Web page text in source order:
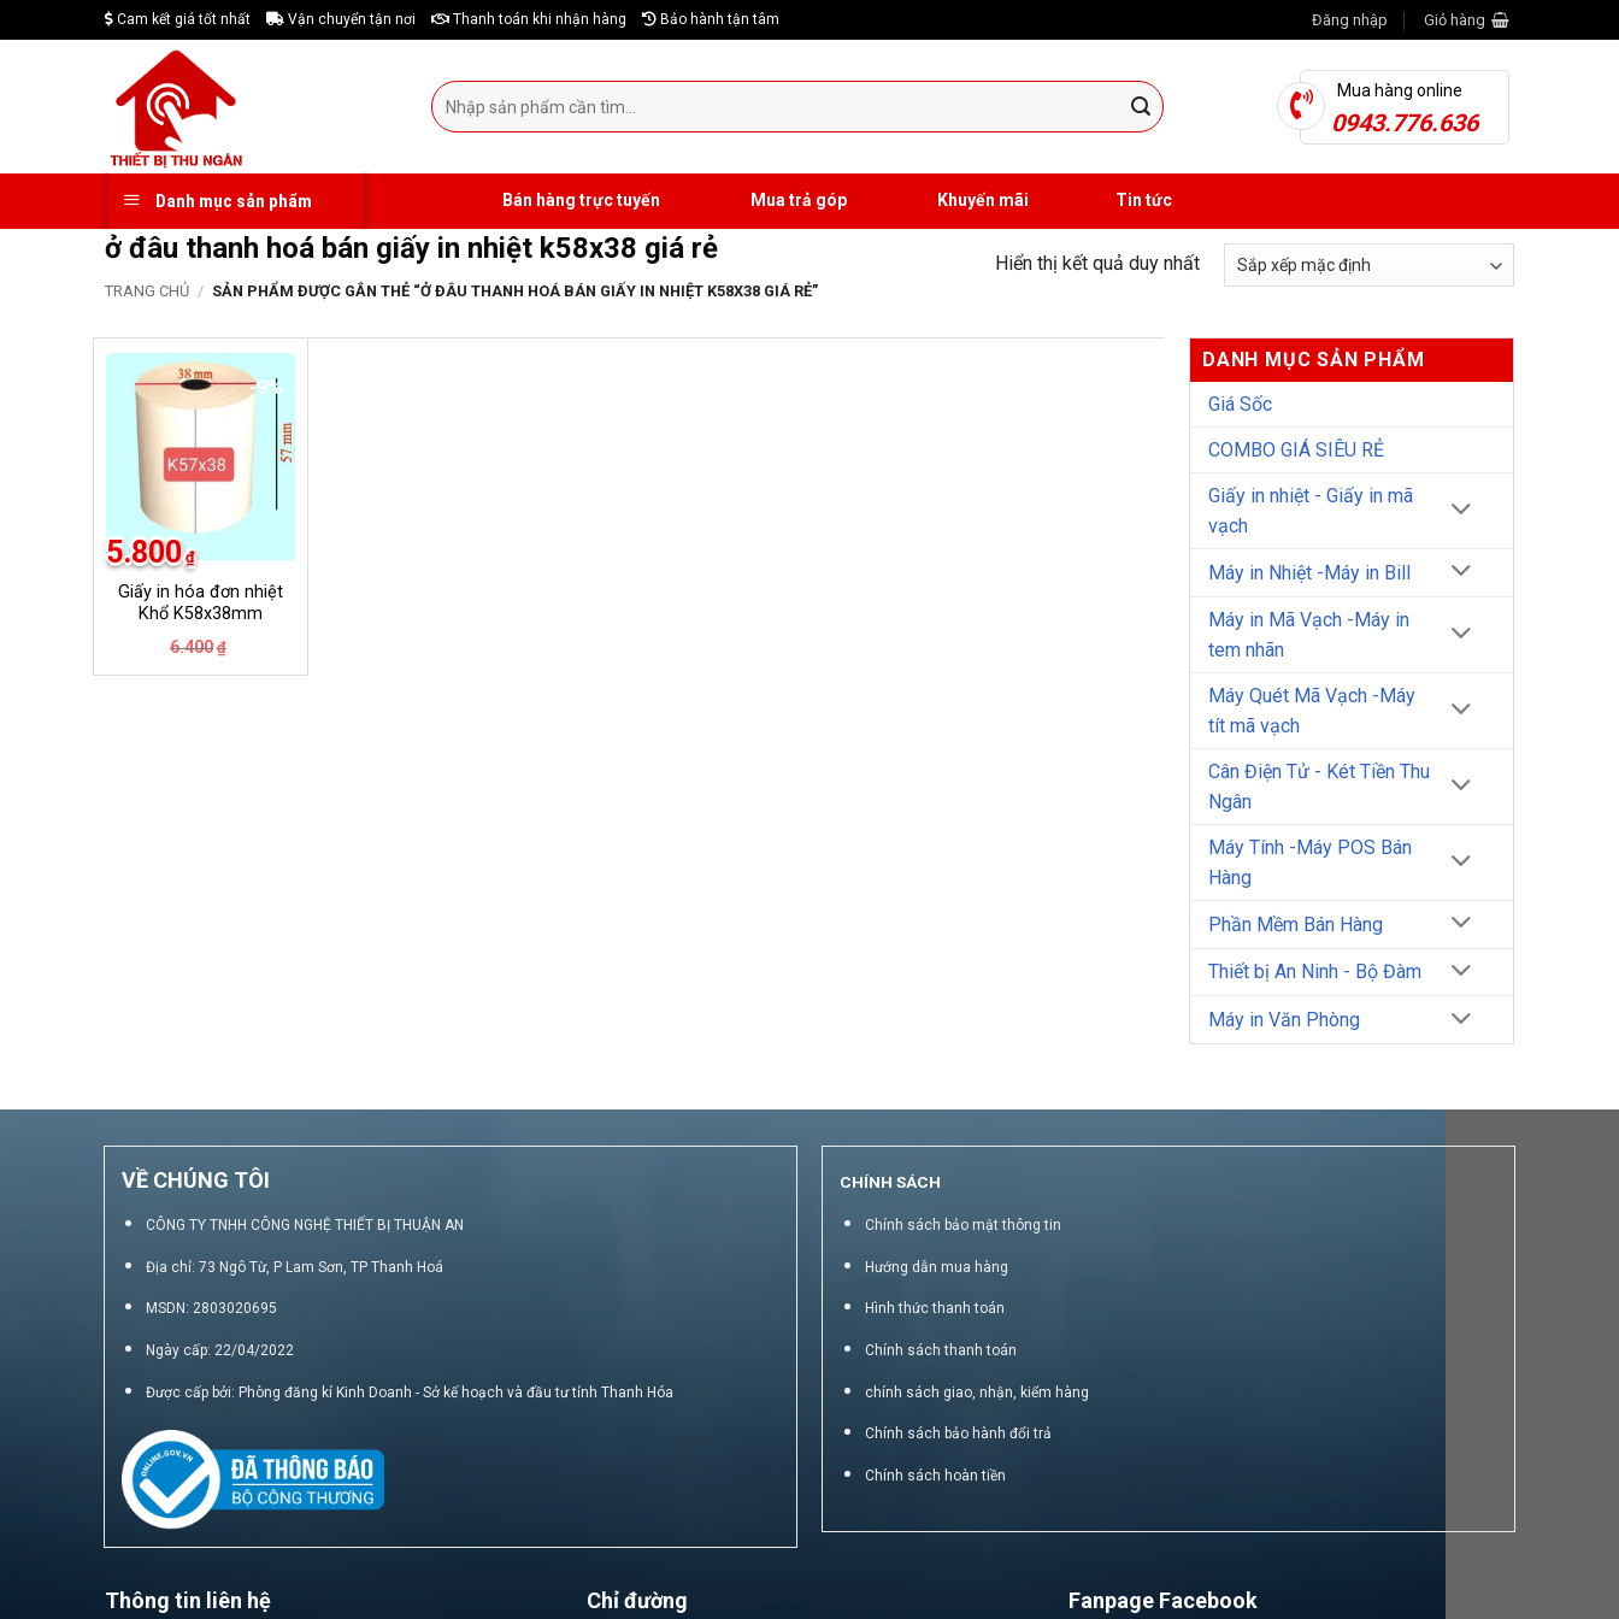
to
Cam kết giá tốt nhất Vận chuyển tận nơi Thanh toán khi nhận hàng Bảo hành tận tâm Đăng nhập Giỏ hàng
Tìm
kiếm:
Mua hàng online
0943.776.636
Danh mục sản phẩm Bán hàng trực tuyến Mua trả góp Khuyến mãi Tin tức
ở đâu thanh hoá bán giấy in nhiệt k58x38 giá rẻ
TRANG CHỦ / SẢN PHẨM ĐƯỢC GẮN THẺ “Ở ĐÂU THANH HOÁ BÁN GIẤY IN NHIỆT K58X38 GIÁ RẺ”
Hiển thị kết quả duy nhất
-9%
Giấy in hóa đơn nhiệt
Khổ K58x38mm
6.400 ₫
là:
5.800 ₫
tại
DANH MỤC SẢN PHẨM
Giá Sốc
COMBO GIÁ SIÊU RẺ
Giấy in nhiệt - Giấy in mã
vạch
Máy in Nhiệt -Máy in Bill
Máy in Mã Vạch -Máy in
tem nhãn
Máy Quét Mã Vạch -Máy
tít mã vạch
Cân Điện Tử - Két Tiền Thu
Ngân
Máy Tính -Máy POS Bán
Hàng
Phần Mềm Bán Hàng
Thiết bị An Ninh - Bộ Đàm
Máy in Văn Phòng
VỀ CHÚNG TÔI
CÔNG TY TNHH CÔNG NGHỆ THIẾT BỊ THUẬN AN
Địa chỉ: 73 Ngô Từ, P Lam Sơn, TP Thanh Hoá
MSDN: 2803020695
Ngày cấp: 22/04/2022
Được cấp bởi: Phòng đăng kí Kinh Doanh - Sở kế hoạch và đầu tư tỉnh Thanh Hóa
CHÍNH SÁCH
Chính sách bảo mật thông tin
Hướng dẫn mua hàng
Hình thức thanh toán
Chính sách thanh toán
chính sách giao, nhận, kiểm hàng
Chính sách bảo hành đổi trả
Chính sách hoàn tiền
Thông tin liên hệ Chỉ đường Fanpage Facebook